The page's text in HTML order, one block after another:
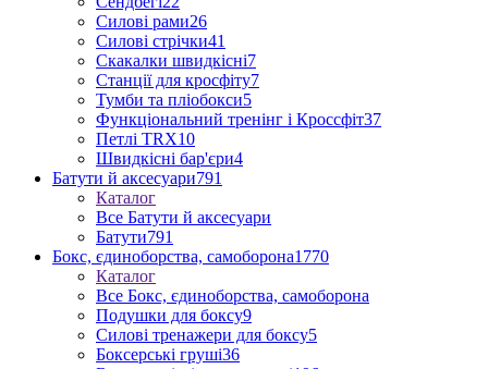
Силові рами26
Силові стрічки41
Скакалки швидкісні7
Станції для кросфіту7
Тумби та пліобокси5
Функціональний тренінг і Кроссфіт37
Петлі TRX10
Швидкісні бар'єри4
Батути й аксесуари791
Каталог
Все Батути й аксесуари
Батути791
Бокс, єдиноборства, самоборона1770
Каталог
Все Бокс, єдиноборства, самоборона
Подушки для боксу9
Силові тренажери для боксу5
Боксерські груші36